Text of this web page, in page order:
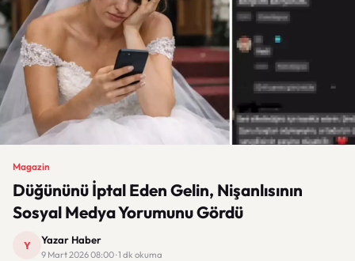
Magazin
Düğününü İptal Eden Gelin, Nişanlısının
Sosyal Medya Yorumunu Gördü
Y Yazar Haber
9 Mart 2026 08:00 · 1 dk okuma